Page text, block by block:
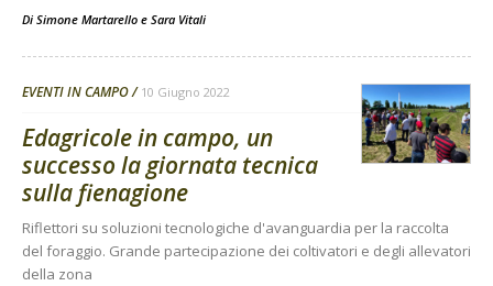
Di Simone Martarello e Sara Vitali
EVENTI IN CAMPO 10 Giugno 2022
Edagricole in campo, un
successo la giornata tecnica
sulla fienagione
Riflettori su soluzioni tecnologiche d'avanguardia per la raccolta
del foraggio. Grande partecipazione dei coltivatori e degli allevatori
della zona